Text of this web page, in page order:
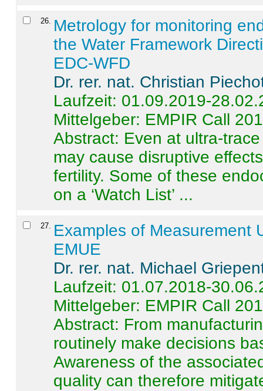
26. Metrology for monitoring
the Water Framework
EDC-WFD
Dr. rer. nat. Christian
Laufzeit: 01.09.2019-
Mittelgeber: EMPIR Call
Abstract: Even at ultra-
may cause disruptive
fertility. Some of these
on a ‘Watch List’ ...
27. Examples of Measurement
EMUE
Dr. rer. nat. Michael
Laufzeit: 01.07.2018-
Mittelgeber: EMPIR Call
Abstract: From
routinely make decisions
Awareness of the
quality can therefore